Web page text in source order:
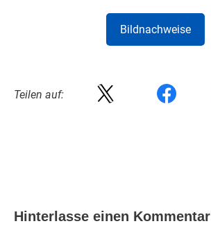
Bildnachweise
Teilen auf:
Hinterlasse einen Kommentar